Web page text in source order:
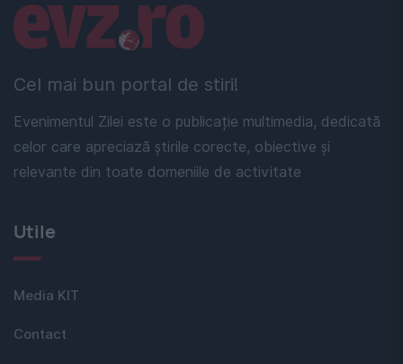
Cel mai bun portal de stiri!
Evenimentul Zilei este o publicație multimedia, dedicată
celor care apreciază știrile corecte, obiective și
relevante din toate domeniile de activitate
Linkuri utile
Utile
Media KIT
Contact